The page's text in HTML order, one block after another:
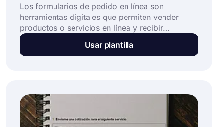
Los formularios de pedido en línea son
herramientas digitales que permiten vender
productos o servicios en línea y recibir
automáticamente los detalles del cliente, como
la selección de productos, cantidades, envíos y
Usar plantilla